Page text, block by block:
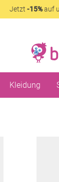
Jetzt -15%auf
Kleidung